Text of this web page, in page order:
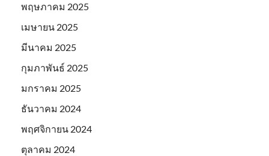
พฤษภาคม 2025
เมษายน 2025
มีนาคม 2025
กุมภาพันธ์ 2025
มกราคม 2025
ธันวาคม 2024
พฤศจิกายน 2024
ตุลาคม 2024